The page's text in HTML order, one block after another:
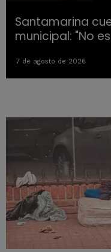
Santamarina
municipal: "No
7 de agosto de 2026